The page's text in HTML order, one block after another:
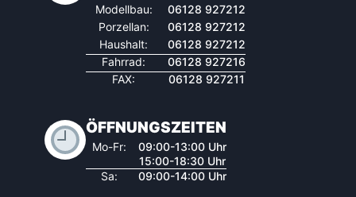
Modellbau:
06128 927212
Porzellan:
06128 927212
Haushalt:
06128 927212
Fahrrad:
06128 927216
FAX:
06128 927211
ÖFFNUNGSZEITEN
Mo-Fr:
09:00-13:00 Uhr
15:00-18:30 Uhr
Sa:
09:00-14:00 Uhr